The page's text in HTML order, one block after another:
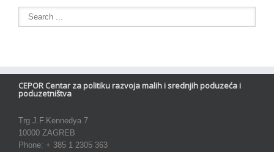
CEPOR Centar za politiku razvoja malih i srednjih poduzeća i
poduzetništva
Trg J.F.Kennedya 7
10000 ZAGREB
Phone: + 385 1 2305 363